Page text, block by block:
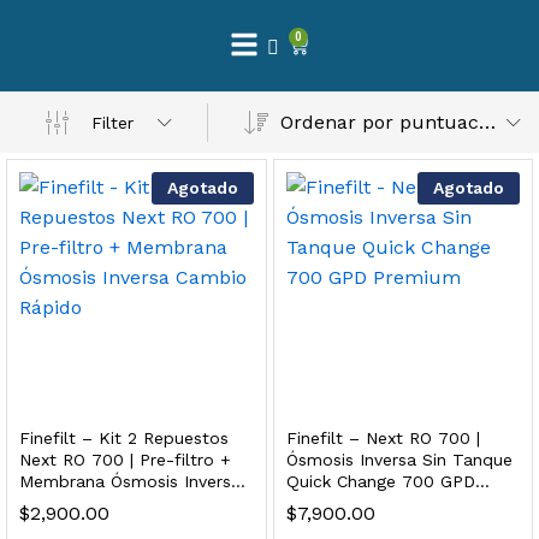
0
Filter Ordenar por puntuación media
Agotado
Finefilt – Kit 2 Repuestos
Next RO 700 | Pre-filtro +
Membrana Ósmosis Inversa
Cambio Rápido
$2,900.00
Agotado
Finefilt – Next RO 700 |
Ósmosis Inversa Sin Tanque
Quick Change 700 GPD
Premium
$7,900.00
– Máxima Calidad En Filtración
3,900.00
al carrito
al carrito